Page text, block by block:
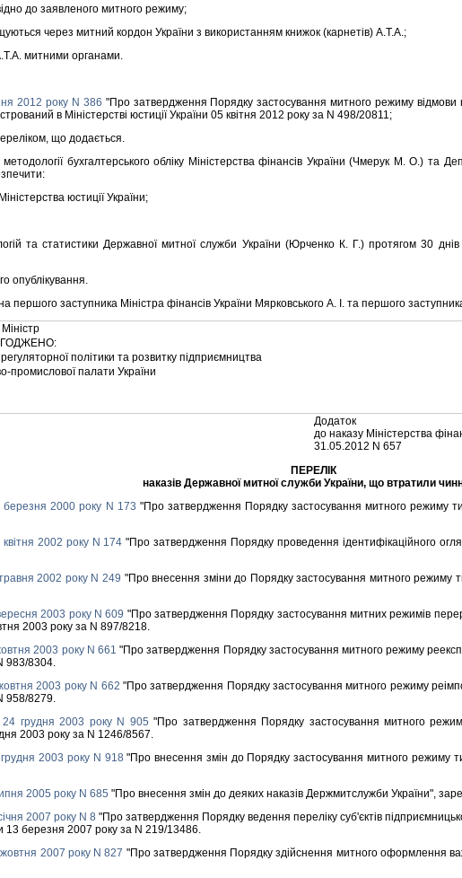
до заявленого митного режиму;
через митний кордон України з використанням книжок (карнетiв) А.Т.А.;
митними органами.
2012 року N 386 "Про затвердження Порядку застосування митного режиму
в Мiнiстерствi юстицiї України 05 квiтня 2012 року за N 498/20811;
що додається.
бухгалтерського облiку Мiнiстерства фiнансiв України (Чмерук М. О.) та
юстицiї України;
статистики Державної митної служби України (Юрченко К. Г.) протягом 30
опублiкування.
першого заступника Мiнiстра фiнансiв України Мярковського А. I. та першого
Мiнiстр
полiтики та розвитку пiдприємництва
промислової палати України
Додаток
до наказу Мiнiстерства
31.05.2012 N 657
ПЕРЕЛIК
наказiв Державної митної служби України, що втратили
березня 2000 року N 173 "Про затвердження Порядку застосування митного режиму
2002 року N 174 "Про затвердження Порядку проведення iдентифiкацiйного
2002 року N 249 "Про внесення змiни до Порядку застосування митного режиму
2003 року N 609 "Про затвердження Порядку застосування митних режимiв
2003 року за N 897/8218.
2003 року N 661 "Про затвердження Порядку застосування митного режиму
983/8304.
2003 року N 662 "Про затвердження Порядку застосування митного режиму
958/8279.
24 грудня 2003 року N 905 "Про затвердження Порядку застосування митного
2003 року за N 1246/8567.
2003 року N 918 "Про внесення змiн до Порядку застосування митного режиму
2005 року N 685 "Про внесення змiн до деяких наказiв Держмитслужби України",
2007 року N 8 "Про затвердження Порядку ведення перелiку суб'єктiв
13 березня 2007 року за N 219/13486.
2007 року N 827 "Про затвердження Порядку здiйснення митного оформлення